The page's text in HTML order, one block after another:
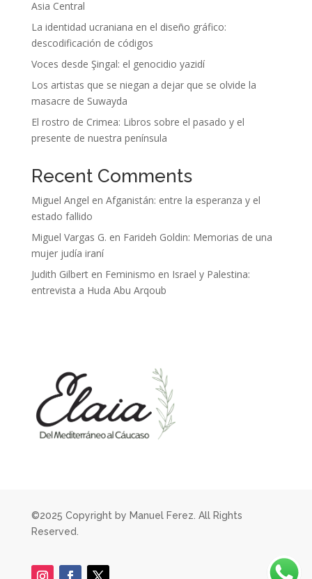
Asia Central
La identidad ucraniana en el diseño gráfico:
descodificación de códigos
Voces desde Şingal: el genocidio yazidí
Los artistas que se niegan a dejar que se olvide la
masacre de Suwayda
El rostro de Crimea: Libros sobre el pasado y el
presente de nuestra península
Recent Comments
Miguel Angel en Afganistán: entre la esperanza y el
estado fallido
Miguel Vargas G. en Farideh Goldin: Memorias de una
mujer judía iraní
Judith Gilberten Feminismo en Israel y Palestina:
entrevista a Huda Abu Arqoub
©2025 Copyright by Manuel Ferez. All Rights
Reserved.